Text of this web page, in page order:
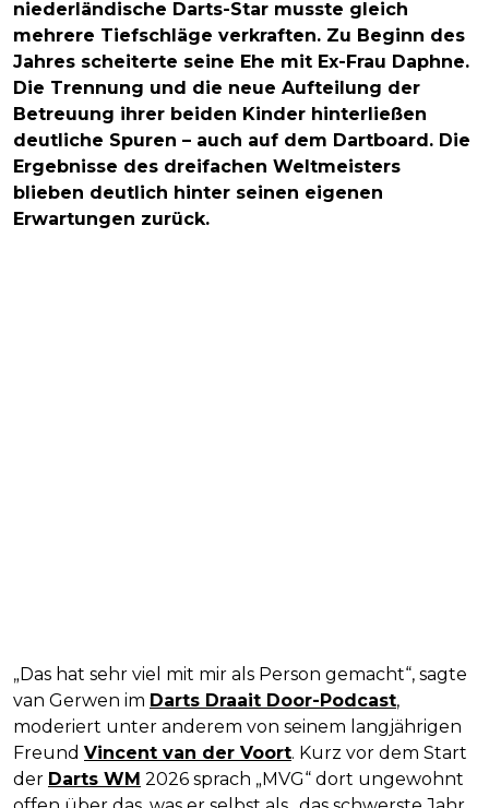
niederländische Darts-Star musste gleich
mehrere Tiefschläge verkraften. Zu Beginn des
Jahres scheiterte seine Ehe mit Ex-Frau Daphne.
Die Trennung und die neue Aufteilung der
Betreuung ihrer beiden Kinder hinterließen
deutliche Spuren – auch auf dem Dartboard. Die
Ergebnisse des dreifachen Weltmeisters
blieben deutlich hinter seinen eigenen
Erwartungen zurück.
„Das hat sehr viel mit mir als Person gemacht“, sagte
van Gerwen im Darts Draait Door-Podcast,
moderiert unter anderem von seinem langjährigen
Freund Vincent van der Voort. Kurz vor dem Start
der Darts WM 2026 sprach „MVG“ dort ungewohnt